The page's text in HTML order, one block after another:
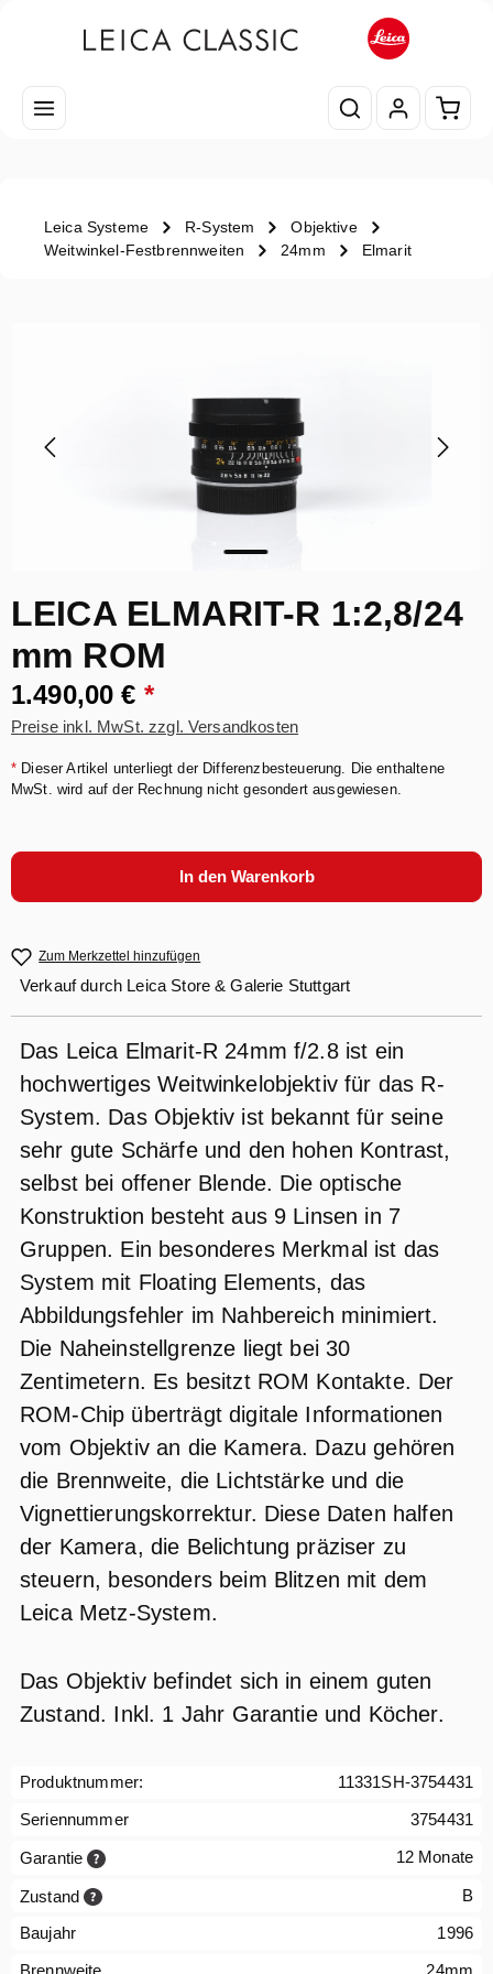
Leica Systeme R-System
Objektive
Weitwinkel-Festbrennweiten
24mm Elmarit
LEICA ELMARIT-R 1:2,8/24
mm ROM
1.490,00 € *
Preise inkl. MwSt. zzgl. Versandkosten
* Dieser Artikel unterliegt der Differenzbesteuerung. Die enthaltene
MwSt. wird auf der Rechnung nicht gesondert ausgewiesen.
In den Warenkorb
Zum Merkzettel hinzufügen
Verkauf durch Leica Store & Galerie Stuttgart
Das Leica Elmarit-R 24mm f/2.8 ist ein
hochwertiges Weitwinkelobjektiv für das R-
System. Das Objektiv ist bekannt für seine
sehr gute Schärfe und den hohen Kontrast,
selbst bei offener Blende. Die optische
Konstruktion besteht aus 9 Linsen in 7
Gruppen. Ein besonderes Merkmal ist das
System mit Floating Elements, das
Abbildungsfehler im Nahbereich minimiert.
Die Naheinstellgrenze liegt bei 30
Zentimetern. Es besitzt ROM Kontakte. Der
ROM-Chip überträgt digitale Informationen
vom Objektiv an die Kamera. Dazu gehören
die Brennweite, die Lichtstärke und die
Vignettierungskorrektur. Diese Daten halfen
der Kamera, die Belichtung präziser zu
steuern, besonders beim Blitzen mit dem
Leica Metz-System.
Das Objektiv befindet sich in einem guten
Zustand. Inkl. 1 Jahr Garantie und Köcher.
Produktnummer:
11331SH-3754431
Seriennummer
3754431
Garantie 12 Monate
Zustand B
Baujahr
1996